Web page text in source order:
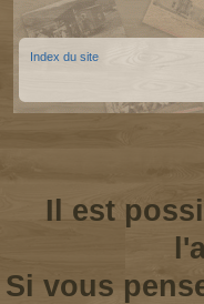
Index du site
Il est
Si vous